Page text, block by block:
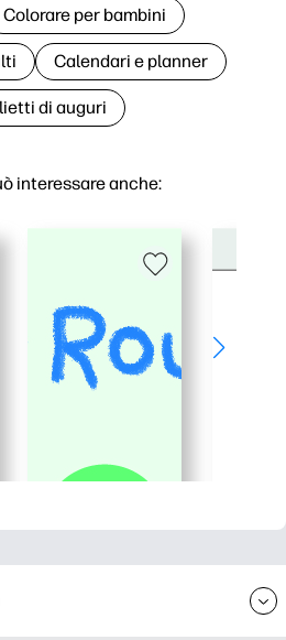
interessare anche:
Colorare per bambini
Calendari e planner
di auguri